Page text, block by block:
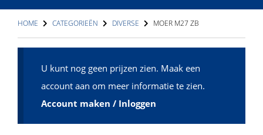
HOME CATEGORIEËN DIVERSE MOER M27 ZB
Account maken / Inloggen
U kunt nog geen prijzen zien. Maak een
account aan om meer informatie te zien.